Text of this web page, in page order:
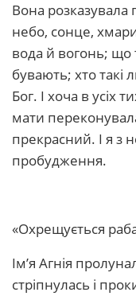
Вона розказувала
небо, сонце,
вода й вогонь; що
бувають; хто такі
Бог. І хоча в усіх
мати
прекрасний. І я з
пробудження.
«Охрещується
Ім’я Агнія
стріпнулась і